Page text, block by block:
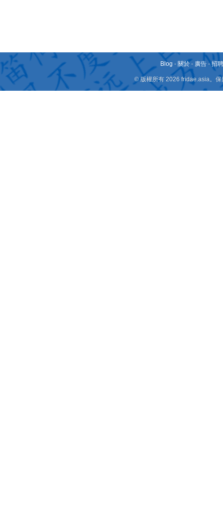
Blog - 關於 - 廣告 -招
© 版權所有 2026 fridae.asia。